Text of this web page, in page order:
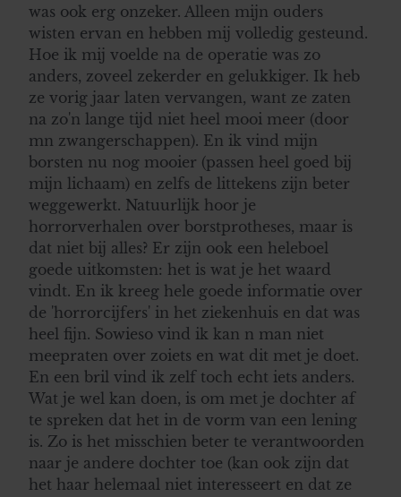
was ook erg onzeker. Alleen mijn ouders
wisten ervan en hebben mij volledig gesteund.
Hoe ik mij voelde na de operatie was zo
anders, zoveel zekerder en gelukkiger. Ik heb
ze vorig jaar laten vervangen, want ze zaten
na zo'n lange tijd niet heel mooi meer (door
mn zwangerschappen). En ik vind mijn
borsten nu nog mooier (passen heel goed bij
mijn lichaam) en zelfs de littekens zijn beter
weggewerkt. Natuurlijk hoor je
horrorverhalen over borstprotheses, maar is
dat niet bij alles? Er zijn ook een heleboel
goede uitkomsten: het is wat je het waard
vindt. En ik kreeg hele goede informatie over
de 'horrorcijfers' in het ziekenhuis en dat was
heel fijn. Sowieso vind ik kan n man niet
meepraten over zoiets en wat dit met je doet.
En een bril vind ik zelf toch echt iets anders.
Wat je wel kan doen, is om met je dochter af
te spreken dat het in de vorm van een lening
is. Zo is het misschien beter te verantwoorden
naar je andere dochter toe (kan ook zijn dat
het haar helemaal niet interesseert en dat ze